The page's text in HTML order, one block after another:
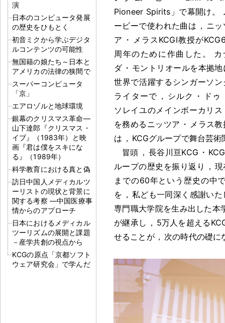
演
日本のコンピュータ発展
の歴史をひもとく
初音ミクから学ぶデジタ
ルコンテンツの可能性
無国籍の娘たち～日本と
アメリカの法律の狭間で
スーパーコンピュータ
「京」
エアロゾルと地球環境
銀幕のクリスマス革命―
山下達郎『クリスマス・
イブ』（1983年）と映
画『君は僕をスキにな
る』（1989年）
科学教育における真と偽
訪日中国人メディカルツ
ーリストの現状と背景に
関する考察 ―中国医療事
情からのアプローチ
日本におけるメディカル
ツーリズムの展開と課題
－産学共創の視点から
KCGの原点「京都ソフト
ウェア研究会」で学んだ
Pioneer Spirits」で幕開け。
ービーで使われた曲は ， ニッ
ア ・ メラスKCGI教授が
周年のために作曲した 。
カ
ダ ・ モントリオールを本拠地
世界で活躍するシンガーソン
ライターで ， シルク ・ ドゥ
ソレイユのメインボーカリス
を務めるニッツア ・ メラス教
は ， KCGグループで舞台芸
冒頭 ， 長谷川亘KCG ・
ループの歴史を振り返り
， 現
までの60年という歴史の中
を ， 私ども一同深く感謝い
専門職大学院を生み出した本
が継承し ， 5万人を超える
せることが ， 次の時代の礎に